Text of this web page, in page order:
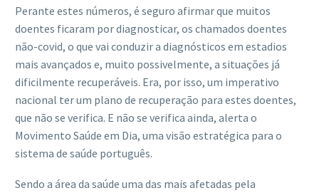
Perante estes números, é seguro afirmar que muitos
doentes ficaram por diagnosticar, os chamados doentes
não-covid, o que vai conduzir a diagnósticos em estadios
mais avançados e, muito possivelmente, a situações já
dificilmente recuperáveis. Era, por isso, um imperativo
nacional ter um plano de recuperação para estes doentes,
que não se verifica. E não se verifica ainda, alerta o
Movimento Saúde em Dia, uma visão estratégica para o
sistema de saúde português.
Sendo a área da saúde uma das mais afetadas pela